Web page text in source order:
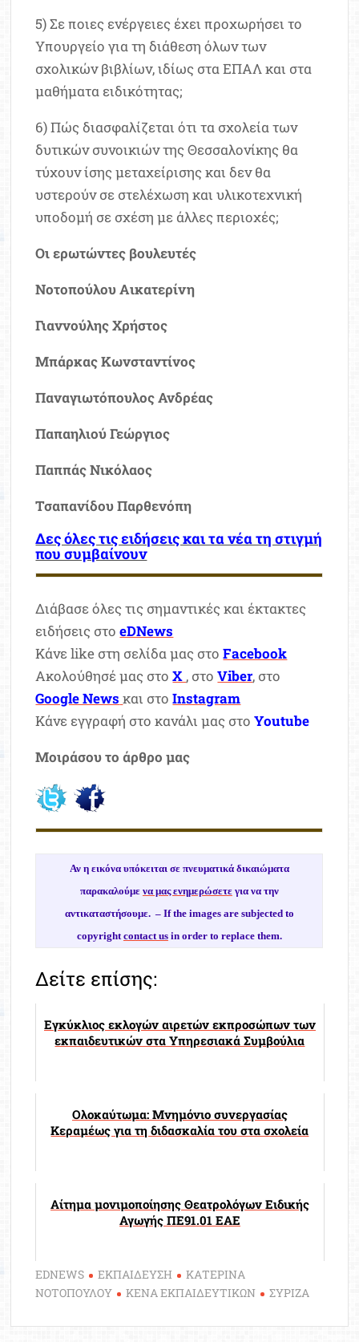
5) Σε ποιες ενέργειες έχει προχωρήσει το
Υπουργείο για τη διάθεση όλων των
σχολικών βιβλίων, ιδίως στα ΕΠΑΛ και στα
μαθήματα ειδικότητας;
6) Πώς διασφαλίζεται ότι τα σχολεία των
δυτικών συνοικιών της Θεσσαλονίκης θα
τύχουν ίσης μεταχείρισης και δεν θα
υστερούν σε στελέχωση και υλικοτεχνική
υποδομή σε σχέση με άλλες περιοχές;
Οι ερωτώντες βουλευτές
Νοτοπούλου Αικατερίνη
Γιαννούλης Χρήστος
Μπάρκας Κωνσταντίνος
Παναγιωτόπουλος Ανδρέας
Παπαηλιού Γεώργιος
Παππάς Νικόλαος
Τσαπανίδου Παρθενόπη
Δες όλες τις ειδήσεις και τα νέα τη στιγμή
που συμβαίνουν
Διάβασε όλες τις σημαντικές και έκτακτες
ειδήσεις στοeDNews
Κάνε like στη σελίδα μας στοFacebook
Ακολούθησέ μας στοX , στοViber, στο
Google News και στοInstagram
Κάνε εγγραφή στο κανάλι μας στοYoutube
Μοιράσου το άρθρο μας
Αν η εικόνα υπόκειται σε πνευματικά δικαιώματα
παρακαλούμε να μας ενημερώσετεγια να την
αντικαταστήσουμε. – If the images are subjected to
copyright contact usin order to replace them.
Δείτε επίσης:
Εγκύκλιος εκλογών αιρετών εκπροσώπων των
εκπαιδευτικών στα Υπηρεσιακά Συμβούλια
Ολοκαύτωμα: Μνημόνιο συνεργασίας
Κεραμέως για τη διδασκαλία του στα σχολεία
Αίτημα μονιμοποίησης Θεατρολόγων Ειδικής
Αγωγής ΠΕ91.01 ΕΑΕ
EDNEWS ΕΚΠΑΙΔΕΥΣΗ
ΚΑΤΕΡΙΝΑ
ΝΟΤΟΠΟΥΛΟΥ
ΚΕΝΑ ΕΚΠΑΙΔΕΥΤΙΚΩΝ ΣΥΡΙΖΑ